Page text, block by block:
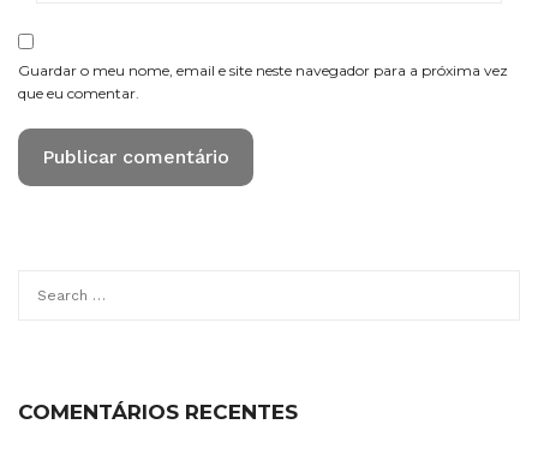
Guardar o meu nome, email e site neste navegador para a próxima vez
que eu comentar.
for:
COMENTÁRIOS RECENTES